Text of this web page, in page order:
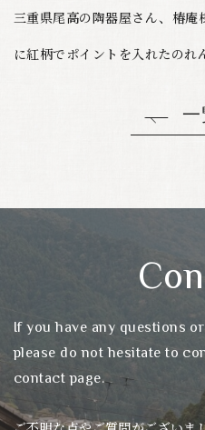
三重県尾高の陶器屋さん、椿庵
に紅柄でポイントを入れたのれ
一
If you have any questions
please do not hesitate to
contact page.